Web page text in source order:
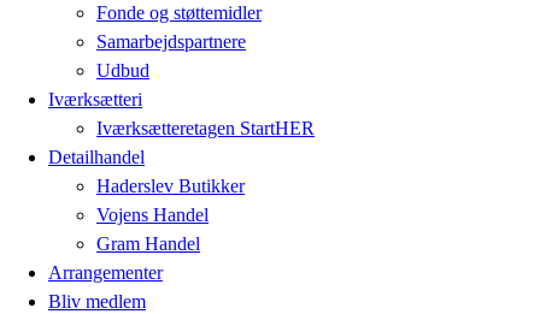
Fonde og støttemidler
Samarbejdspartnere
Udbud
Iværksætteri
Iværksætteretagen StartHER
Detailhandel
Haderslev Butikker
Vojens Handel
Gram Handel
Arrangementer
Bliv medlem